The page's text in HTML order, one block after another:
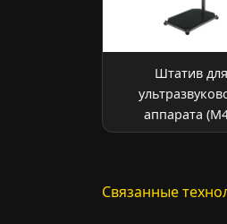
Штатив для
аппарата
Связанные